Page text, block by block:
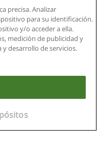
- CIF : B-95610580: -
precisa. Analizar
para su identificación.
y/o acceder a ella.
medición de publicidad y
desarrollo de servicios.